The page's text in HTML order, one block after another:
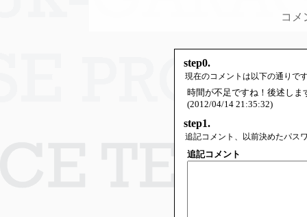
コメ
step0.
現在のコメントは以下の通りで
時間が不足ですね！後述し
(2012/04/14 21:35:32)
step1.
追記コメント、以前決めたパス
追記コメント